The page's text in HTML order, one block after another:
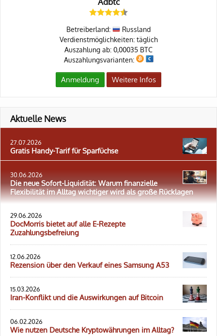
Betreiberland:
Russland
Verdienstmöglichkeiten: täglich
Auszahlung ab: 0,00035 BTC
Auszahlungsvarianten:
Anmeldung Weitere Infos
Aktuelle News
27.07.2026
Gratis Handy-Tarif für Sparfüchse
30.06.2026
Die neue Sofort-Liquidität: Warum finanzielle
Flexibilität im Alltag wichtiger wird als große Rücklagen
29.06.2026
DocMorris bietet auf alle E-Rezepte
Zuzahlungsbefreiung
12.06.2026
Rezension über den Verkauf eines Samsung A53
15.03.2026
Iran-Konflikt und die Auswirkungen auf Bitcoin
06.02.2026
Wie nutzen Deutsche Kryptowährungen im Alltag?